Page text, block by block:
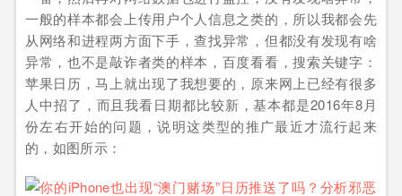
一般的样本都会上传用户个人信息之类的，所以我都会先
从网络和进程两方面下手，查找异常，但都没有发现有啥
异常，也不是敲诈者类的样本，百度看看，搜索关键字：
苹果日历，马上就出现了我想要的，原来网上已经有很多
人中招了，而且我看日期都比较新，基本都是2016年8月
份左右开始的问题，说明这类型的推广最近才流行起来
的，如图所示：